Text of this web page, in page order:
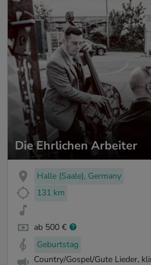
Die Ehrlichen Arbeiter
Halle (Saale), Germany
131 km
ab 500 €
Geburtstag
Country/Gospel/Gute Lieder,